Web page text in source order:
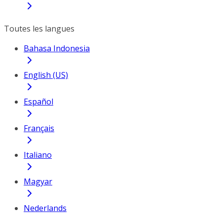
Toutes les langues
Bahasa Indonesia
English (US)
Español
Français
Italiano
Magyar
Nederlands